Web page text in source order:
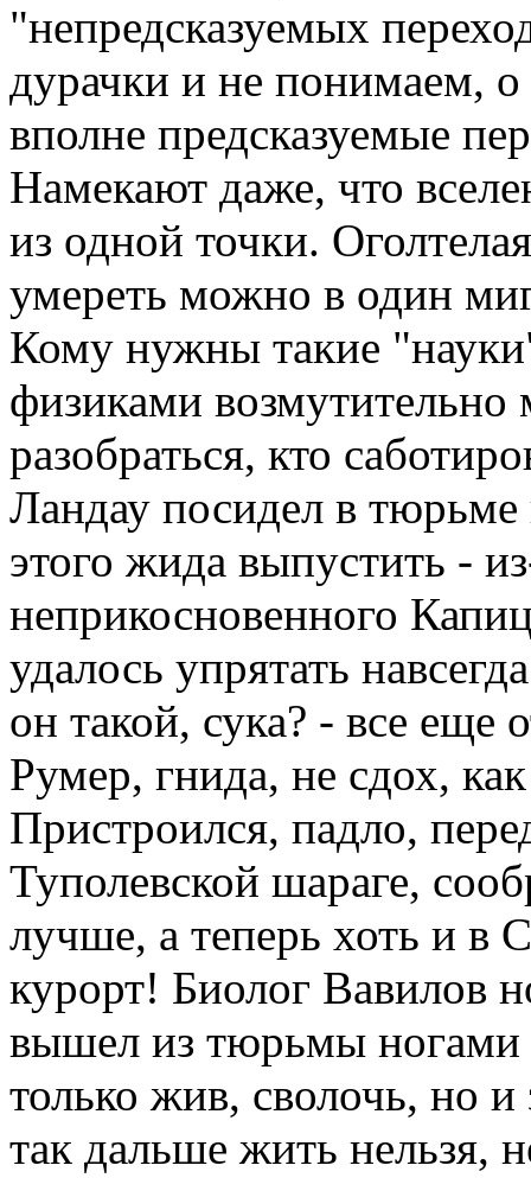
"непредсказуемых
дурачки и не понимаем,
вполне предсказуемые
Намекают даже, что
из одной точки.
умереть можно в один
Кому нужны такие
физиками возмутительно
разобраться, кто
Ландау посидел в
этого жида выпустить -
неприкосновенного
удалось упрятать
он такой, сука? - все еще
Румер, гнида, не сдох,
Пристроился, падло,
Туполевской шараге,
лучше, а теперь хоть и в
курорт! Биолог Вавилов
вышел из тюрьмы ногами
только жив, сволочь, но
так дальше жить нельзя,